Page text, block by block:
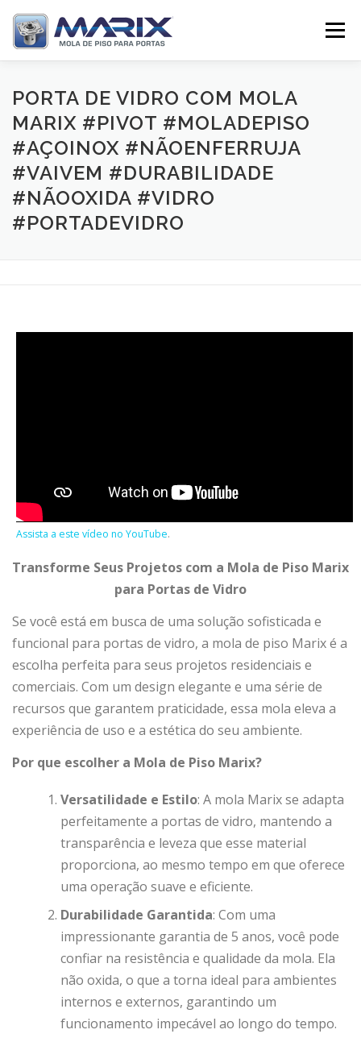
para
Menu
SOBRE PRODUTOS TV MARIX
DISTRIBUIDORES CONTATO
PORTA DE VIDRO COM MOLA
MARIX #PIVOT #MOLADEPISO
#AÇOINOX #NÃOENFERRUJA
#VAIVEM #DURABILIDADE
#NÃOOXIDA #VIDRO
#PORTADEVIDRO
Assista a este vídeo no YouTube.
Transforme Seus Projetos com a Mola de Piso Marix
para Portas de Vidro
Se você está em busca de uma solução sofisticada e
funcional para portas de vidro, a mola de piso Marix é a
escolha perfeita para seus projetos residenciais e
comerciais. Com um design elegante e uma série de
recursos que garantem praticidade, essa mola eleva a
experiência de uso e a estética do seu ambiente.
Por que escolher a Mola de Piso Marix?
Versatilidade e Estilo: A mola Marix se adapta
perfeitamente a portas de vidro, mantendo a
transparência e leveza que esse material
proporciona, ao mesmo tempo em que oferece
uma operação suave e eficiente.
Durabilidade Garantida: Com uma
impressionante garantia de 5 anos, você pode
confiar na resistência e qualidade da mola. Ela
não oxida, o que a torna ideal para ambientes
internos e externos, garantindo um
funcionamento impecável ao longo do tempo.